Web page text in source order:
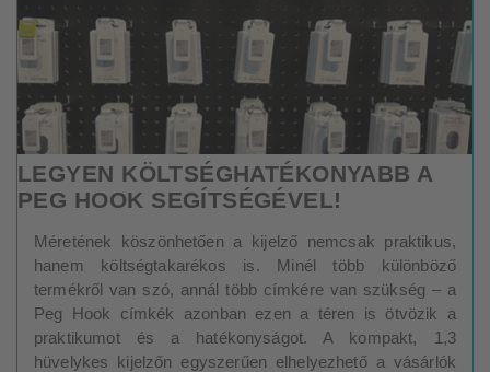
LEGYEN KÖLTSÉGHATÉKONYABB A
PEG HOOK SEGÍTSÉGÉVEL!
Méretének köszönhetően a kijelző nemcsak praktikus,
hanem költségtakarékos is. Minél több különböző
termékről van szó, annál több címkére van szükség – a
Peg Hook címkék azonban ezen a téren is ötvözik a
praktikumot és a hatékonyságot. A kompakt, 1,3
hüvelykes kijelzőn egyszerűen elhelyezhető a vásárlók